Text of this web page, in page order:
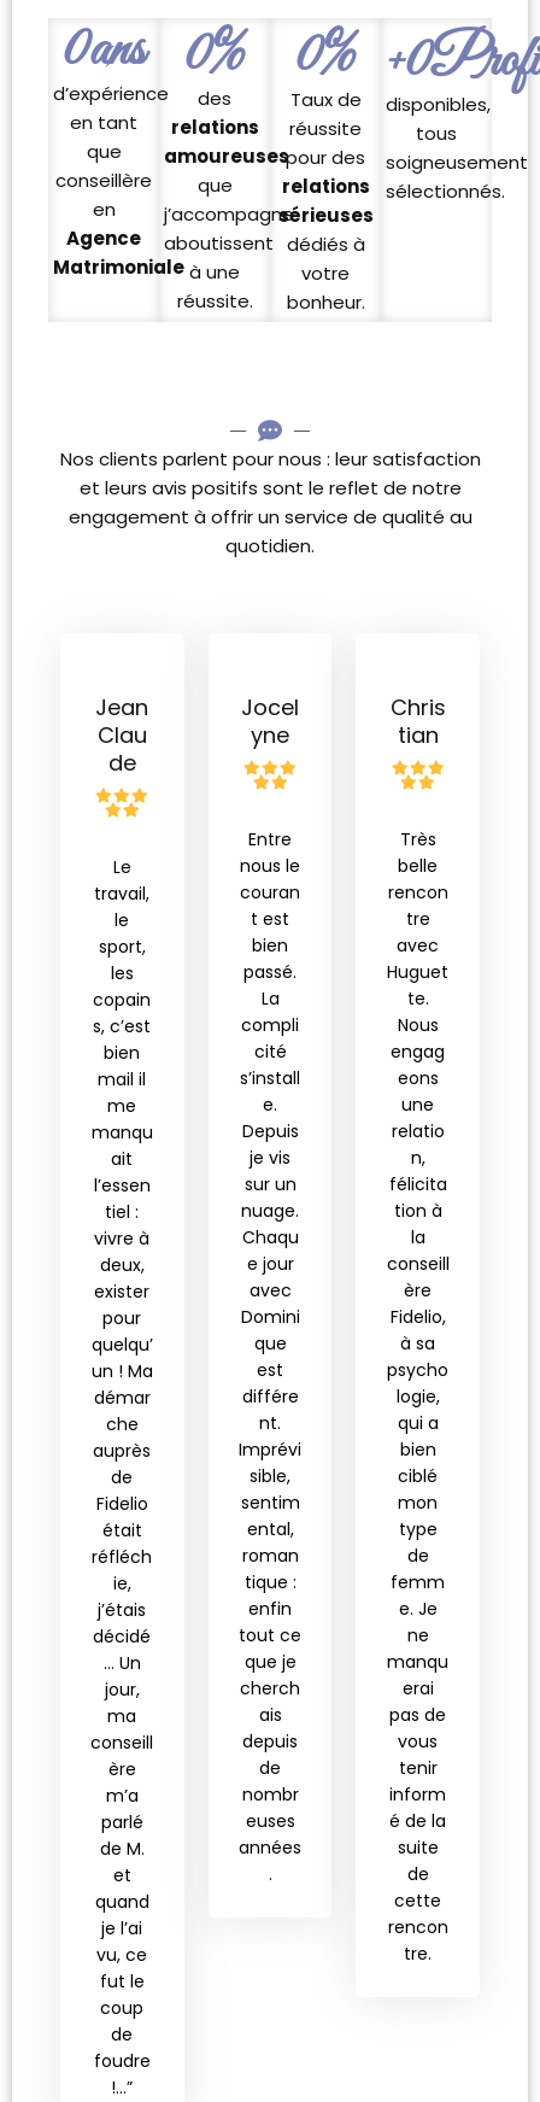
0ans
d’expérience
en tant
que
conseillère
en
Agence
Matrimoniale
0%
des
relations
amoureuses
que
j’accompagne
aboutissent
à une
réussite.
0%
Taux de
réussite
pour des
relations
sérieuses
dédiés à
votre
bonheur.
+0
disponibles,
tous
soigneusement
sélectionnés.
Nos clients parlent pour nous : leur satisfaction
et leurs avis positifs sont le reflet de notre
engagement à offrir un service de qualité au
quotidien.
Jean
Clau
de
Le
travail,
le
sport,
les
copain
s, c’est
bien
mail il
me
manqu
ait
l’essen
tiel :
vivre à
deux,
exister
pour
quelqu’
un ! Ma
démar
che
auprès
de
Fidelio
était
réfléch
ie,
j’étais
décidé
… Un
jour,
ma
conseill
ère
m’a
parlé
de M.
et
quand
je l’ai
vu, ce
fut le
coup
de
foudre
!…”
Jocel
yne
Entre
nous le
couran
t est
bien
passé.
La
compli
cité
s’install
e.
Depuis
je vis
sur un
nuage.
Chaqu
e jour
avec
Domini
que
est
différe
nt.
Imprévi
sible,
sentim
ental,
roman
tique :
enfin
tout ce
que je
cherch
ais
depuis
de
nombr
euses
années
.
Chris
tian
Très
belle
rencon
tre
avec
Huguet
te.
Nous
engag
eons
une
relatio
n,
félicita
tion à
la
conseill
ère
Fidelio,
à sa
psycho
logie,
qui a
bien
ciblé
mon
type
de
femm
e. Je
ne
manqu
erai
pas de
vous
tenir
inform
é de la
suite
de
cette
rencon
tre.